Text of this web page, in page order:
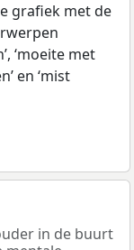
grafiek met de
‘moeite met
en ‘mist
in de buurt